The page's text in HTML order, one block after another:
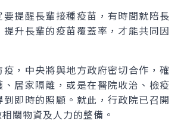
提醒長輩接種疫苗，有時間就陪長
提升長輩的疫苗覆蓋率，才能共同因
，中央將與地方政府密切合作，確
居家隔離，或是在醫院收治、檢疫
即時的照顧。就此，行政院已召開
關物資及人力的整備。